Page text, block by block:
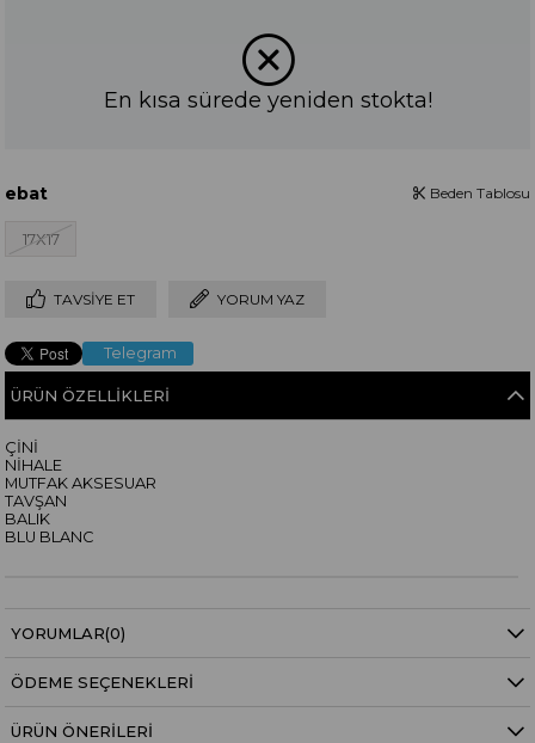
En kısa sürede yeniden stokta!
ebat
17X17
Beden Tablosu
TAVSIYE ET YORUM YAZ
Telegram
ÜRÜN ÖZELLIKLERI
ÇİNİ
NİHALE
MUTFAK AKSESUAR
TAVŞAN
BALIK
BLU BLANC
YORUMLAR(0)
ÖDEME SEÇENEKLERI
ÜRÜN ÖNERILERI